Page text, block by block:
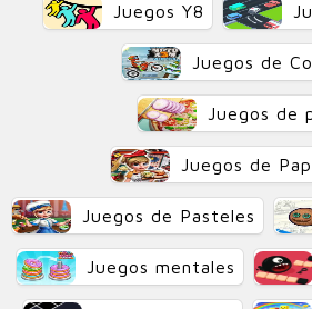
Juegos Y8
Juegos de
Juegos de
Juegos de
Juegos de Pasteles
Juegos mentales